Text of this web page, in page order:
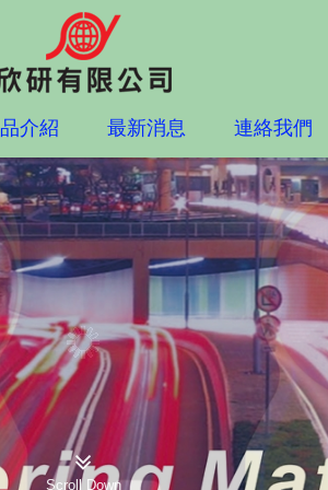
介紹 最新消息 連絡我們
Scroll Down